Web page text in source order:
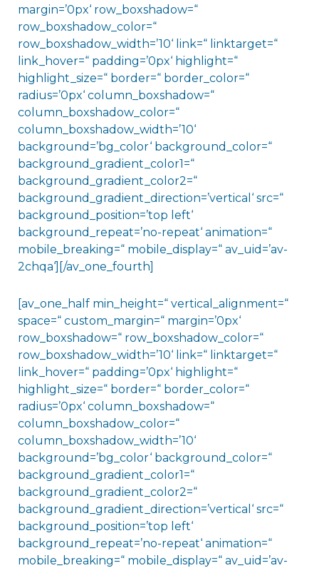
margin=’0px‘ row_boxshadow=“
row_boxshadow_color=“
row_boxshadow_width=’10‘ link=“ linktarget=“
link_hover=“ padding=’0px‘ highlight=“
highlight_size=“ border=“ border_color=“
radius=’0px‘ column_boxshadow=“
column_boxshadow_color=“
column_boxshadow_width=’10‘
background=’bg_color‘ background_color=“
background_gradient_color1=“
background_gradient_color2=“
background_gradient_direction=’vertical‘ src=“
background_position=’top left‘
background_repeat=’no-repeat‘ animation=“
mobile_breaking=“ mobile_display=“ av_uid=’av-
2chqa‘][/av_one_fourth]
[av_one_half min_height=“ vertical_alignment=“
space=“ custom_margin=“ margin=’0px‘
row_boxshadow=“ row_boxshadow_color=“
row_boxshadow_width=’10‘ link=“ linktarget=“
link_hover=“ padding=’0px‘ highlight=“
highlight_size=“ border=“ border_color=“
radius=’0px‘ column_boxshadow=“
column_boxshadow_color=“
column_boxshadow_width=’10‘
background=’bg_color‘ background_color=“
background_gradient_color1=“
background_gradient_color2=“
background_gradient_direction=’vertical‘ src=“
background_position=’top left‘
background_repeat=’no-repeat‘ animation=“
mobile_breaking=“ mobile_display=“ av_uid=’av-